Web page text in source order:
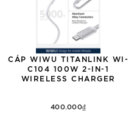
CÁP WIWU TITANLINK WI-
C104 100W 2-IN-1
WIRELESS CHARGER
400.000₫